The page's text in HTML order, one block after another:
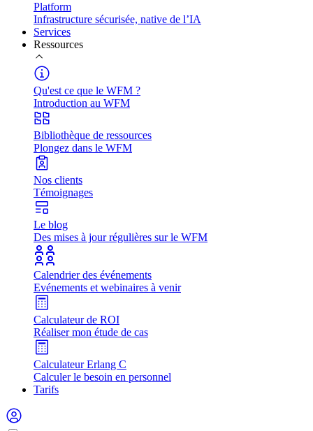
Platform
Infrastructure sécurisée, native de l’IA
Services
Ressources
Qu'est ce que le WFM ?
Introduction au WFM
Bibliothèque de ressources
Plongez dans le WFM
Nos clients
Témoignages
Le blog
Des mises à jour régulières sur le WFM
Calendrier des événements
Evénements et webinaires à venir
Calculateur de ROI
Réaliser mon étude de cas
Calculateur Erlang C
Calculer le besoin en personnel
Tarifs